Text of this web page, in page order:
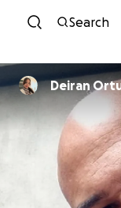
Search
Deiran